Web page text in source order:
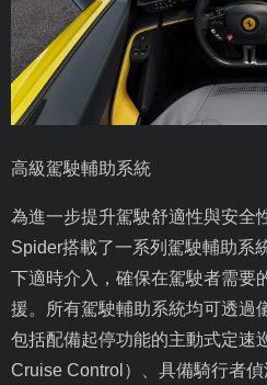
高級駕駛輔助系統
為進一步提升駕駛舒適性與安全
Spider搭載了一系列駕駛輔助系
下適時介入，確保在駕駛者需要
援。所有駕駛輔助系統均可透過
包括配備起停功能的主動式定速
Cruise Control ）、具備騎行者